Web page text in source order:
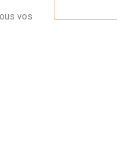
vos